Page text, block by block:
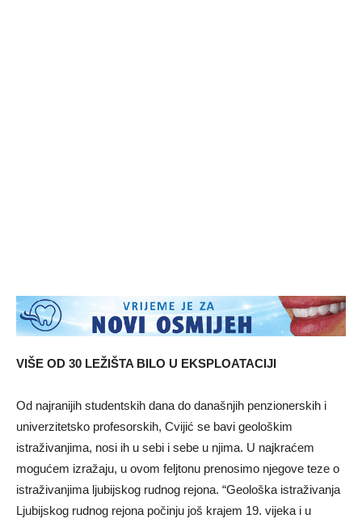
VIŠE OD 30 LEŽIŠTA BILO U EKSPLOATACIJI
Od najranijih studentskih dana do današnjih penzionerskih i
univerzitetsko profesorskih, Cvijić se bavi geološkim
istraživanjima, nosi ih u sebi i sebe u njima. U najkraćem
mogućem izražaju, u ovom felјtonu prenosimo njegove teze o
istraživanjima lјubijskog rudnog rejona. “Geološka istraživanja
Ljubijskog rudnog rejona počinju još krajem 19. vijeka i u